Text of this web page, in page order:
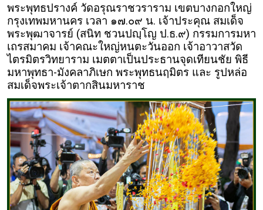
พระพุทธปรางค์ วัดอรุณราชวราราม เขตบางกอกใหญ่
กรุงเทพมหานคร เวลา ๑๗.๐๙ น. เจ้าประคุณ สมเด็จ
พระพุฒาจารย์ (สนิท ชวนปญฺโญ ป.ธ.๙) กรรมการมหา
เถรสมาคม เจ้าคณะใหญ่หนตะวันออก เจ้าอาวาสวัด
ไตรมิตรวิทยาราม เมตตาเป็นประธานจุดเทียนชัย พิธี
มหาพุทธา-มังคลาภิเษก พระพุทธนฤมิตร และ รูปหล่อ
สมเด็จพระเจ้าตากสินมหาราช